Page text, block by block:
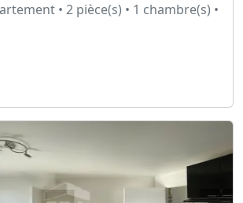
• 2 pièce(s) • 1 chambre(s) •